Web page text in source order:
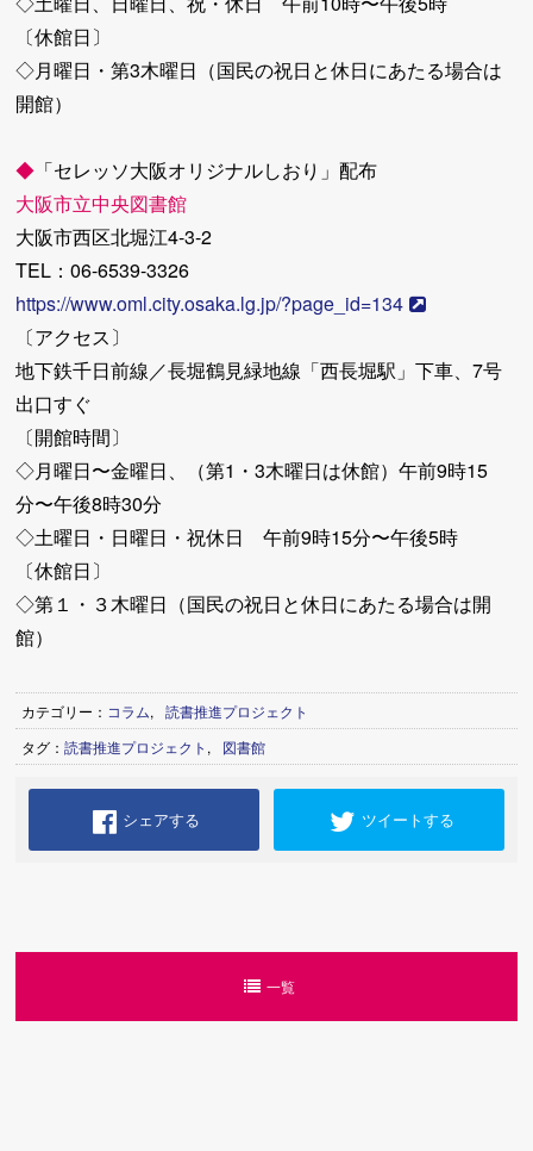
〔休館日〕
◇月曜日・第3木曜日（国民の祝日と休日にあたる場合は
開館）
◆ 「セレッソ大阪オリジナルしおり」配布
大阪市立中央図書館
大阪市西区北堀江4-3-2
TEL：06-6539-3326
https://www.oml.city.osaka.lg.jp/?page_id=134
〔アクセス〕
地下鉄千日前線／長堀鶴見緑地線「西長堀駅」下車、7号
出口すぐ
〔開館時間〕
◇月曜日〜金曜日、（第1・3木曜日は休館）午前9時15
分〜午後8時30分
◇土曜日・日曜日・祝休日 午前9時15分〜午後5時
〔休館日〕
◇第１・３木曜日（国民の祝日と休日にあたる場合は開
館）
カテゴリー： コラム,
読書推進プロジェクト
タグ：読書推進プロジェクト , 図書館
シェアする ツイートする
一覧